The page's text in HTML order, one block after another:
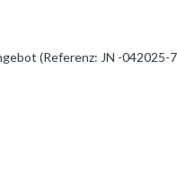
(Referenz: JN -